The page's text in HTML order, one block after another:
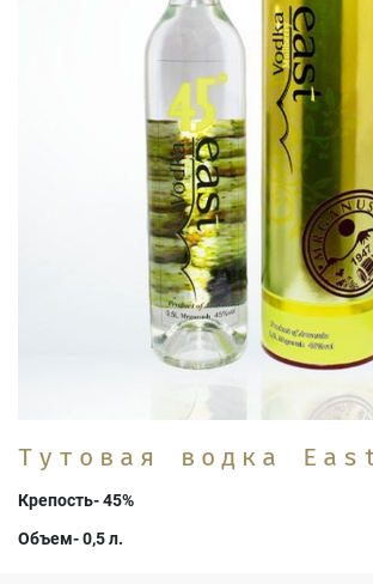
Тутовая водка
Крепость- 45%
Объем- 0,5 л.